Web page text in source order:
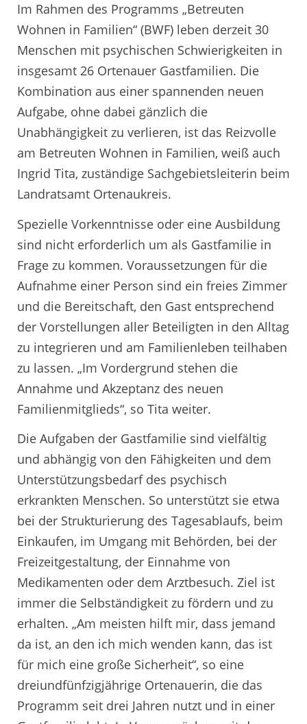
Im Rahmen des Programms „Betreuten
Wohnen in Familien“ (BWF) leben derzeit 30
Menschen mit psychischen Schwierigkeiten in
insgesamt 26 Ortenauer Gastfamilien. Die
Kombination aus einer spannenden neuen
Aufgabe, ohne dabei gänzlich die
Unabhängigkeit zu verlieren, ist das Reizvolle
am Betreuten Wohnen in Familien, weiß auch
Ingrid Tita, zuständige Sachgebietsleiterin beim
Landratsamt Ortenaukreis.
Spezielle Vorkenntnisse oder eine Ausbildung
sind nicht erforderlich um als Gastfamilie in
Frage zu kommen. Voraussetzungen für die
Aufnahme einer Person sind ein freies Zimmer
und die Bereitschaft, den Gast entsprechend
der Vorstellungen aller Beteiligten in den Alltag
zu integrieren und am Familienleben teilhaben
zu lassen. „Im Vordergrund stehen die
Annahme und Akzeptanz des neuen
Familienmitglieds“, so Tita weiter.
Die Aufgaben der Gastfamilie sind vielfältig
und abhängig von den Fähigkeiten und dem
Unterstützungsbedarf des psychisch
erkrankten Menschen. So unterstützt sie etwa
bei der Strukturierung des Tagesablaufs, beim
Einkaufen, im Umgang mit Behörden, bei der
Freizeitgestaltung, der Einnahme von
Medikamenten oder dem Arztbesuch. Ziel ist
immer die Selbständigkeit zu fördern und zu
erhalten. „Am meisten hilft mir, dass jemand
da ist, an den ich mich wenden kann, das ist
für mich eine große Sicherheit“, so eine
dreiundfünfzigjährige Ortenauerin, die das
Programm seit drei Jahren nutzt und in einer